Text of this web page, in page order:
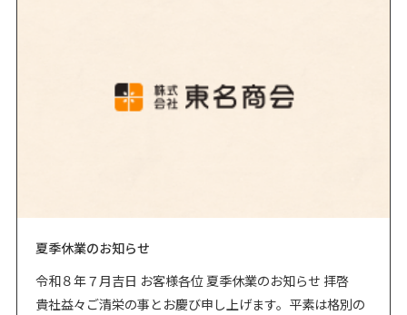
夏季休業のお知らせ
令和８年７月吉日 お客様各位 夏季休業のお知らせ 拝啓
貴社益々ご清栄の事とお慶び申し上げます。平素は格別の